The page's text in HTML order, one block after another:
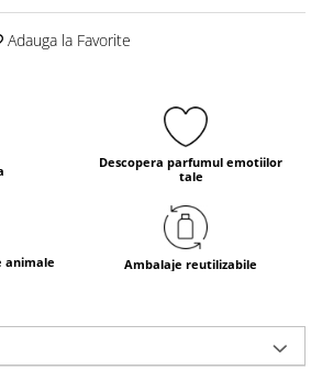
Adauga la Favorite
Descopera parfumul emotiilor
tale
animale Ambalaje reutilizabile